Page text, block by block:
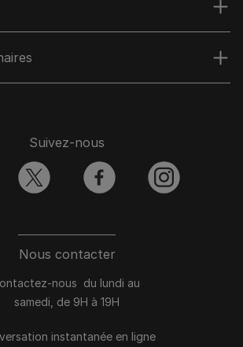
Nous contacter
nous du lundi au
samedi, de 9H à 19H
instantanée en ligne
Suivez-nous
twitter facebook instagram